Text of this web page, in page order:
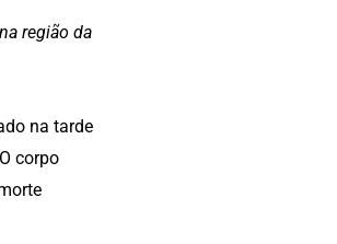
região da
na tarde
corpo